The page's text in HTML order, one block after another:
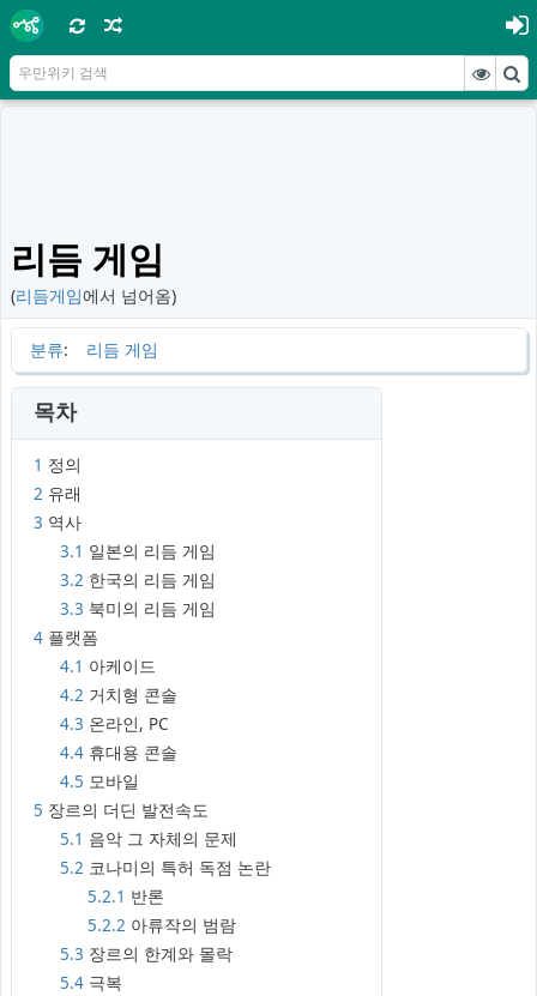
리듬 게임
(리듬게임에서 넘어옴)
분류: 리듬 게임
목차
1 정의
2 유래
3 역사
3.1 일본의 리듬 게임
3.2 한국의 리듬 게임
3.3 북미의 리듬 게임
4 플랫폼
4.1 아케이드
4.2 거치형 콘솔
4.3 온라인, PC
4.4 휴대용 콘솔
4.5 모바일
5 장르의 더딘 발전속도
5.1 음악 그 자체의 문제
5.2 코나미의 특허 독점 논란
5.2.1 반론
5.2.2 아류작의 범람
5.3 장르의 한계와 몰락
5.4 극복